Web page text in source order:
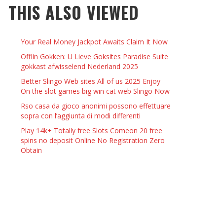
NAIL
JASON ANDERSON JANUARY 3, 2014
6 THINGS TO DO WITH YOUR BOYFRIEND AT
KRISTEN R SMITH , JANUARY 16, 2014
THIS ALSO VIEWED
Your Real Money Jackpot Awaits Claim It Now
Offlin Gokken: U Lieve Goksites Paradise Suite
gokkast afwisselend Nederland 2025
Better Slingo Web sites All of us 2025 Enjoy
On the slot games big win cat web Slingo Now
Rso casa da gioco anonimi possono effettuare
sopra con l’aggiunta di modi differenti
Play 14k+ Totally free Slots Comeon 20 free
spins no deposit Online No Registration Zero
Obtain